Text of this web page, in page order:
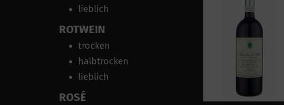
lieblich
ROTWEIN
trocken
halbtrocken
lieblich
ROSÉ